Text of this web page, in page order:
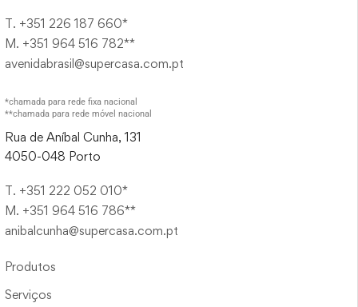
T. +351 226 187 660*
M. +351 964 516 782**
avenidabrasil@supercasa.com.pt
*chamada para rede fixa nacional
**chamada para rede móvel nacional
Rua de Aníbal Cunha, 131
4050-048 Porto
T. +351 222 052 010*
M. +351 964 516 786**
anibalcunha@supercasa.com.pt
Produtos
Serviços